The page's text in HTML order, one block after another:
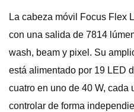
La cabeza móvil Focus Flex
con una salida de 7814
wash, beam y pixel. Su
está alimentado por 19 LED
cuatro en uno de 40 W, cada
controlar de forma